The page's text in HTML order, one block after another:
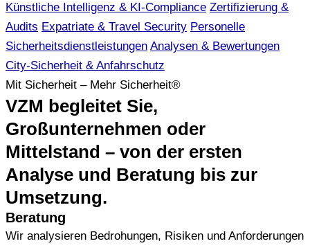
Künstliche Intelligenz & KI-Compliance Zertifizierung &
Audits Expatriate & Travel Security Personelle
Sicherheitsdienstleistungen Analysen & Bewertungen
City-Sicherheit & Anfahrschutz
Mit Sicherheit – Mehr Sicherheit®
VZM begleitet Sie,
Großunternehmen oder
Mittelstand – von der ersten
Analyse und Beratung bis zur
Umsetzung.
Beratung
Wir analysieren Bedrohungen, Risiken und Anforderungen